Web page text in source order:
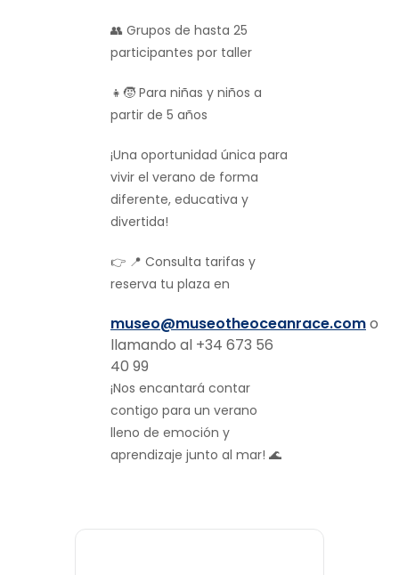
👥 Grupos de hasta 25
participantes por taller
👧🧒 Para niñas y niños a
partir de 5 años
¡Una oportunidad única para
vivir el verano de forma
diferente, educativa y
divertida!
👉 📍 Consulta tarifas y
reserva tu plaza en
museo@museotheoceanrace.como
llamando al +34 673 56
40 99
¡Nos encantará contar
contigo para un verano
lleno de emoción y
aprendizaje junto al mar! 🌊